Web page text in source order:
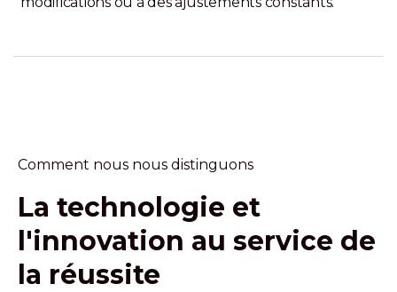
Comment nous nous distinguons
La technologie et
l'innovation au service de
la réussite